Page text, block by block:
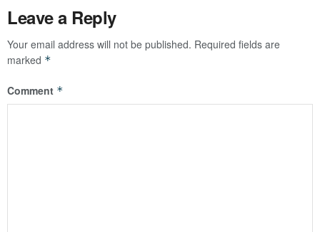
Leave a Reply
Your email address will not be published. Required fields are
marked *
Comment *